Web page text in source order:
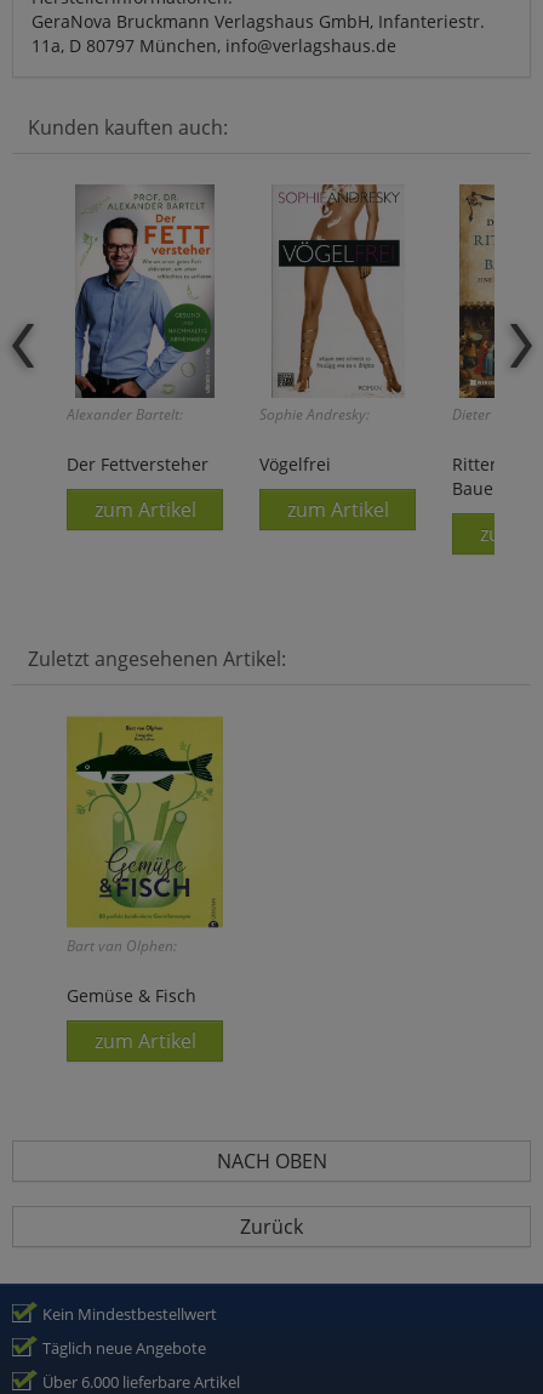
GeraNova Bruckmann Verlagshaus GmbH, Infanteriestr.
11a, D 80797 München, info@verlagshaus.de
Kunden kauften auch:
Alexander Bartelt:
Der Fettversteher
zum Artikel
Sophie Andresky:
Vögelfrei
zum Artikel
Dieter
Ritter,
Bauersleut
zum
Zuletzt angesehenen Artikel:
Bart van Olphen:
Gemüse & Fisch
zum Artikel
NACH OBEN
Zurück
Kein Mindestbestellwert
Täglich neue Angebote
Über 6.000 lieferbare Artikel